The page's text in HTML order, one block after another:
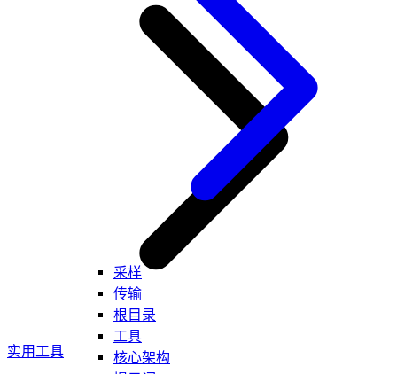
采样
传输
根目录
工具
核心架构
实用工具